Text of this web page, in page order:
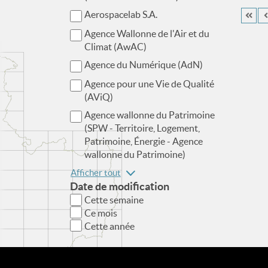
Aerospacelab S.A.
Agence Wallonne de l'Air et du
Climat (AwAC)
Agence du Numérique (AdN)
Agence pour une Vie de Qualité
(AViQ)
Agence wallonne du Patrimoine
(SPW - Territoire, Logement,
Patrimoine, Énergie - Agence
wallonne du Patrimoine)
Afficher tout
Date de modification
Cette semaine
Ce mois
Cette année